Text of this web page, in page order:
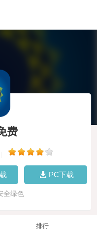
费
PC下载
全绿色
排行